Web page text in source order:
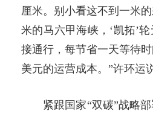
厘米。别小看这不到一米
米的马六甲海峡，‘凯拓’
接通行，每节省一天等待
美元的运营成本。”许环运
紧跟国家“双碳”战略部